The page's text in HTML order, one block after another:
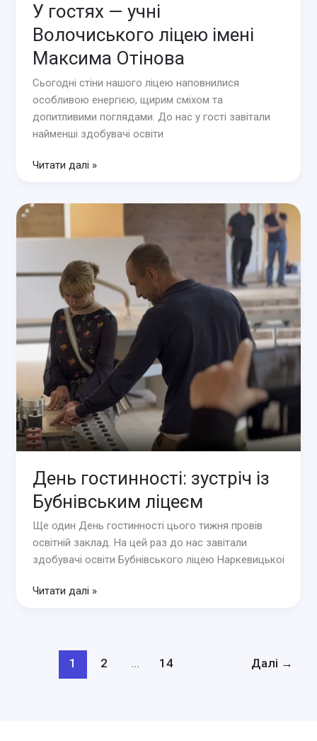
У гостях — учні
Волочиського ліцею імені
Максима Отінова
Сьогодні стіни нашого ліцею наповнилися
особливою енергією, щирим сміхом та
допитливими поглядами. До нас у гості завітали
найменші здобувачі освіти
У
Максима
Отінова
Читати далі »
День гостинності: зустріч із
Бубнівським ліцеєм
Ще один День гостинності цього тижня провів
освітній заклад. На цей раз до нас завітали
здобувачі освіти Бубнівського ліцею Наркевицькоі
День
Бубнівським
Читати далі »
1 2 … 14 Далі →